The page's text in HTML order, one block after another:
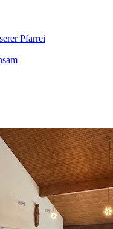
Pfarrei